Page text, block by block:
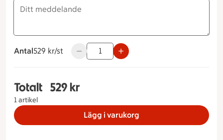
Antal
529 kronor styck
529 kr/st Använd knapparna för att minska eller
Totalt
1 artikel
Totalt 1 stycken Smörgåstårta Skagen, 529
529 kr
Lägg i varukorg